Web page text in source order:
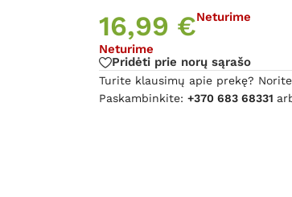
16,99 €Neturime
Neturime
Pridėti prie norų sąrašo
Turite klausimų apie prekę?
Paskambinkite:+370 683 68331